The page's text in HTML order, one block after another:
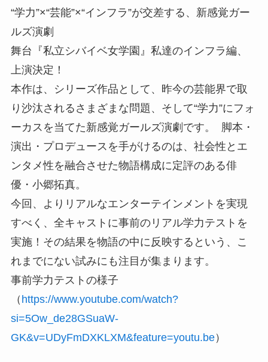
“学力”×“芸能”×“インフラ”が交差する、新感覚ガー
ルズ演劇
舞台『私立シバイベ女学園』私達のインフラ編、
上演決定！
本作は、シリーズ作品として、昨今の芸能界で取
り沙汰されるさまざまな問題、そして“学力”にフォ
ーカスを当てた新感覚ガールズ演劇です。 脚本・
演出・プロデュースを手がけるのは、社会性とエ
ンタメ性を融合させた物語構成に定評のある俳
優・小郷拓真。
今回、よりリアルなエンターテインメントを実現
すべく、全キャストに事前のリアル学力テストを
実施！その結果を物語の中に反映するという、こ
れまでにない試みにも注目が集まります。
事前学力テストの様子
（ https://www.youtube.com/watch?
si=5Ow_de28GSuaW-
GK&v=UDyFmDXKLXM&feature=youtu.be）